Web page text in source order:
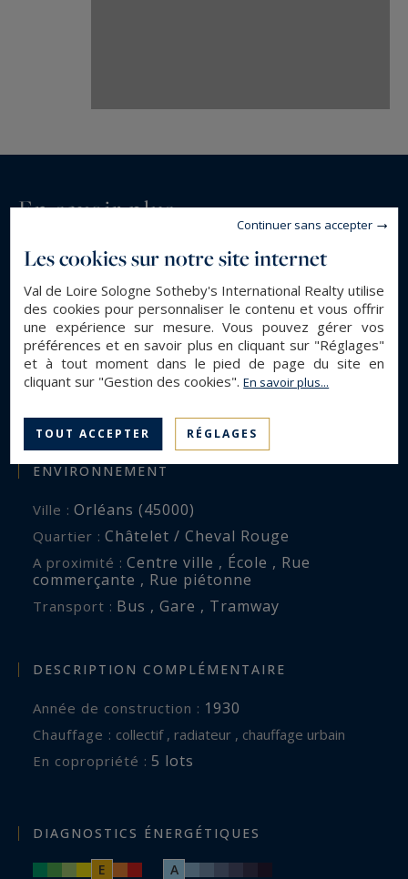
En savoir plus...
DESCRIPTION GÉNÉRALE
Type de bien : Appartement
Surface : 79.41 m²
Pièces : 3
Chambres : 2
ENVIRONNEMENT
Ville : Orléans (45000)
Quartier : Châtelet / Cheval Rouge
A proximité : Centre ville , École , Rue
commerçante , Rue piétonne
Transport : Bus , Gare , Tramway
DESCRIPTION COMPLÉMENTAIRE
Année de construction : 1930
Chauffage : collectif , radiateur , chauffage urbain
En copropriété : 5 lots
DIAGNOSTICS ÉNERGÉTIQUES
E A
Les cookies sur notre site internet
Val de Loire Sologne Sotheby's International Realty utilise
des cookies pour personnaliser le contenu et vous offrir
une expérience sur mesure. Vous pouvez gérer vos
préférences et en savoir plus en cliquant sur "Réglages"
et à tout moment dans le pied de page du site en
cliquant sur "Gestion des cookies".En savoir plus...
TOUT ACCEPTER RÉGLAGES
Continuer sans accepter